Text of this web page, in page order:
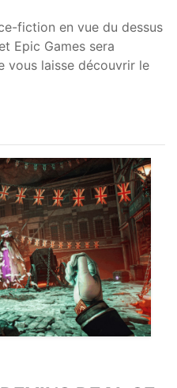
fiction en vue du dessus
Epic Games sera
vous laisse découvrir le